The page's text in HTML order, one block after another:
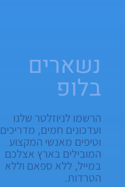
נשארים
בלופ
הרשמו לניוזלטר שלנו
ועדכונים חמים, מדריכים
וטיפים מאנשי המקצוע
המובילים בארץ אצלכם
במייל, ללא ספאם וללא
הטרדות.